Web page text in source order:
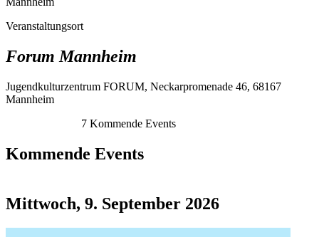
Veranstaltungsort
Forum Mannheim
Jugendkulturzentrum FORUM, Neckarpromenade 46, 68167
Mannheim
7 Kommende Events
Kommende Events
Mittwoch, 9. September 2026